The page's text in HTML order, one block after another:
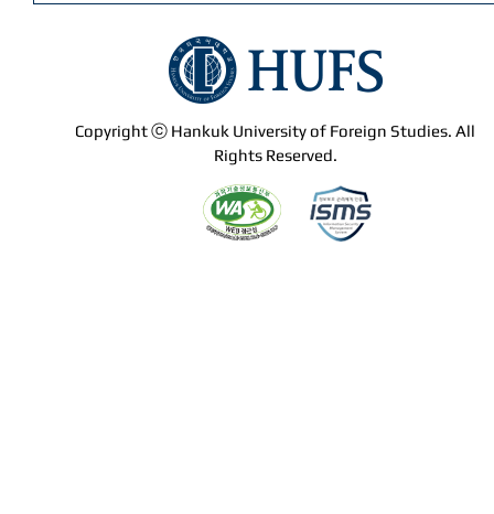
Copyright ⓒ Hankuk University of Foreign Studies. All
Rights Reserved.